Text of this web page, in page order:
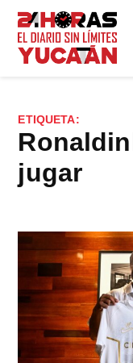
Saltar
contenido
ETIQUETA:
Ronaldinho regresa a
jugar